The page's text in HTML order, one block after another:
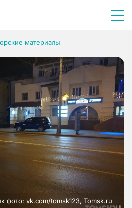
материалы
фото: vk.com/tomsk123, Tomsk.ru